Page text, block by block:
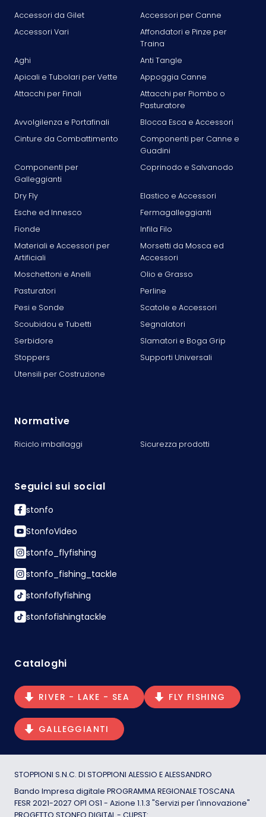
Accessori da Gilet
Accessori per Canne
Accessori Vari
Affondatori e Pinze per
Traina
Aghi
Anti Tangle
Apicali e Tubolari per Vette
Appoggia Canne
Attacchi per Finali
Attacchi per Piombo o
Pasturatore
Avvolgilenza e Portafinali
Blocca Esca e Accessori
Cinture da Combattimento
Componenti per Canne e
Guadini
Componenti per
Galleggianti
Coprinodo e Salvanodo
Dry Fly
Elastico e Accessori
Esche ed Innesco
Fermagalleggianti
Fionde
Infila Filo
Materiali e Accessori per
Artificiali
Morsetti da Mosca ed
Accessori
Moschettoni e Anelli
Olio e Grasso
Pasturatori
Perline
Pesi e Sonde
Scatole e Accessori
Scoubidou e Tubetti
Segnalatori
Serbidore
Slamatori e Boga Grip
Stoppers
Supporti Universali
Utensili per Costruzione
Normative
Riciclo imballaggi Sicurezza prodotti
Seguici sui social
stonfo
StonfoVideo
stonfo_flyfishing
stonfo_fishing_tackle
stonfoflyfishing
stonfofishingtackle
Cataloghi
RIVER - LAKE - SEA FLY FISHING
GALLEGGIANTI
STOPPIONI S.N.C. DI STOPPIONI ALESSIO E ALESSANDRO
Bando Impresa digitale PROGRAMMA REGIONALE TOSCANA
FESR 2021-2027 OP1 OS1 - Azione 1.1.3 "Servizi per l'innovazione"
PROGETTO STONFO DIGITAL - CUPST: